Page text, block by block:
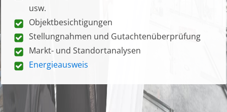
usw.
Objektbesichtigungen
Stellungnahmen und Gutachtenüberprüfung
Markt- und Standortanalysen
Energieausweis